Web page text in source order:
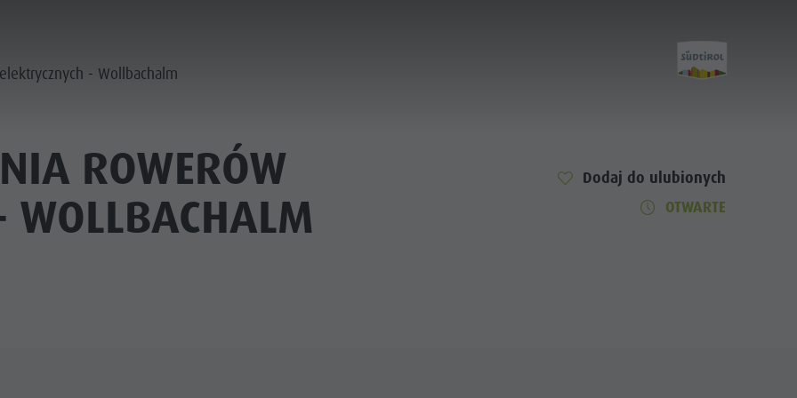
Home
- Wollbachalm
ROWERÓW
WOLLBACHALM
Dodaj do ulubionych
OTWARTE